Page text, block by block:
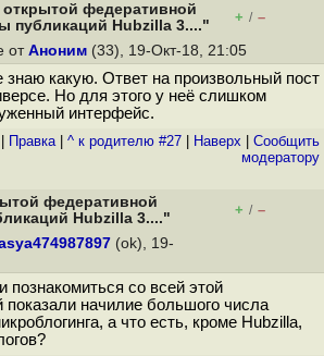
открытой федеративной
публикаций Hubzilla 3...."
+ / –
от Аноним (33), 19-Окт-18, 21:05
знаю какую. Ответ на произвольный пост
Но для этого у неё слишком
интерфейс.
Правка| ^ к родителю #27 Наверх
Cообщить
модератору
федеративной
Hubzilla 3...."
+ / –
(ok), 19-
познакомиться со всей этой
начилие большого числа
а что есть, кроме Hubzilla,